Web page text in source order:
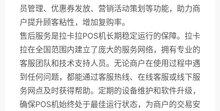
员管理、优惠券发放、营销活动策划等功能，助力商
户提升顾客粘性，增加复购率。
售后服务是拉卡拉POS机长期稳定运行的保障。拉卡
拉在全国范围内建立了庞大的服务网络，拥有专业的
客服团队和技术支持人员。无论商户在使用过程中遇
到任何问题，都能通过客服热线、在线客服或线下服
务网点及时获得帮助。定期的设备维护和软件升级，
确保POS机始终处于最佳运行状态，为商户的交易安